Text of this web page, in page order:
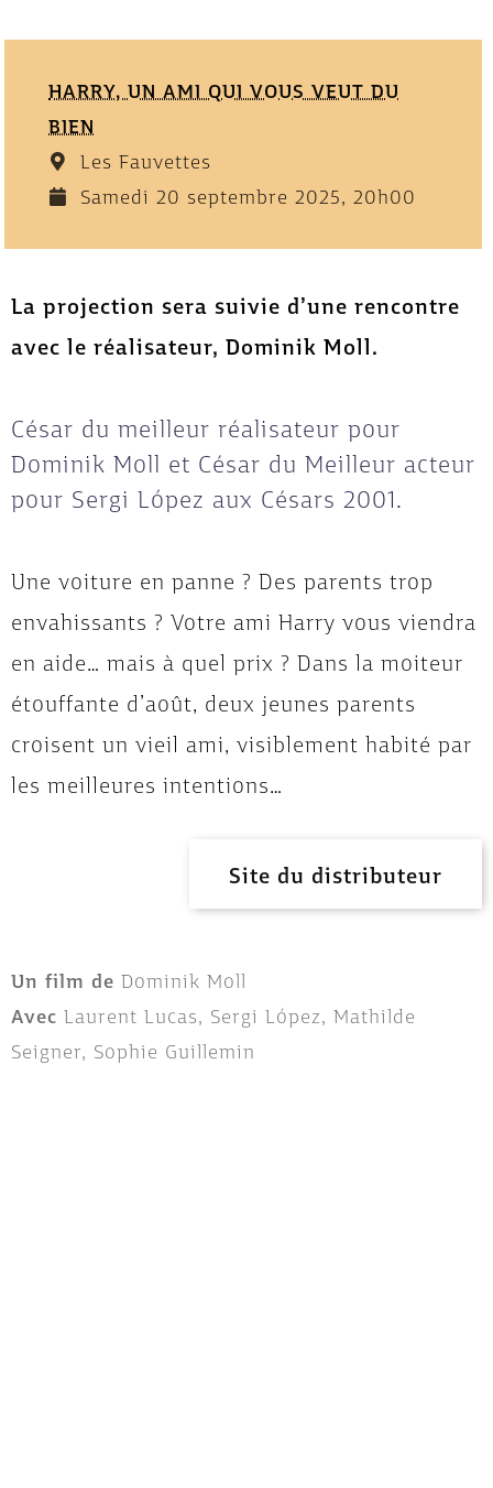
HARRY, UN AMI QUI VOUS VEUT DU
BIEN
Les Fauvettes
Samedi 20 septembre 2025, 20h00
La projection sera suivie d’une rencontre
avec le réalisateur, Dominik Moll.
César du meilleur réalisateur pour
Dominik Moll et César du Meilleur acteur
pour Sergi López aux Césars 2001.
Une voiture en panne ? Des parents trop
envahissants ? Votre ami Harry vous viendra
en aide… mais à quel prix ? Dans la moiteur
étouffante d’août, deux jeunes parents
croisent un vieil ami, visiblement habité par
les meilleures intentions…
Site du distributeur
Un film de Dominik Moll
Avec Laurent Lucas, Sergi López, Mathilde
Seigner, Sophie Guillemin